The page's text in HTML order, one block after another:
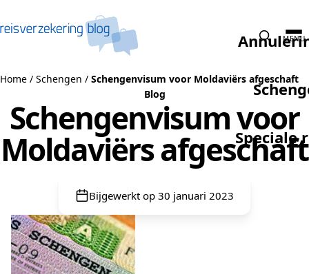
Speciale
MENU
Home / Schengen / Schengenvisum voor Moldaviërs afgeschaft
Blog
Schengenvisum voor
Moldaviërs afgeschaft
Bijgewerkt op 30 januari 2023